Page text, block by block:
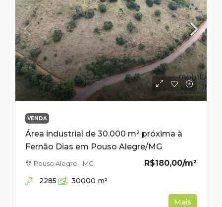
VENDA
Área industrial de 30.000 m² próxima à
Fernão Dias em Pouso Alegre/MG
R$180,00/m²
Pouso Alegre - MG
2285 30000 m²
Mais